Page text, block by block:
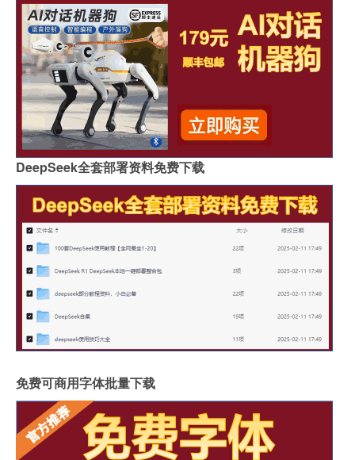
DeepSeek全套部署资料免费下载
免费可商用字体批量下载